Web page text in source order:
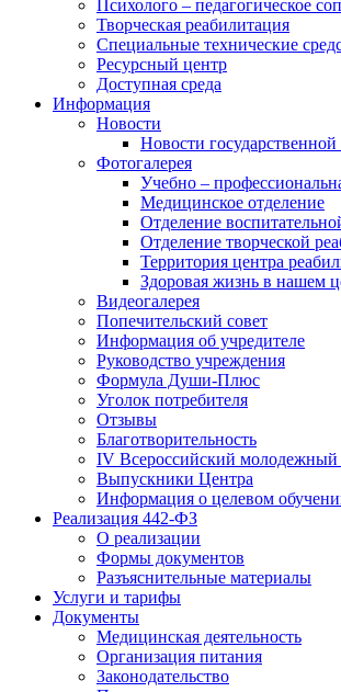
Психолого – педагогическое
Творческая реабилитация
Специальные технические
Ресурсный центр
Доступная среда
Информация
Новости
Новости
Фотогалерея
Учебно –
Медицинское отделение
Отделение
Отделение творческой
Территория центра
Здоровая жизнь в нашем
Видеогалерея
Попечительский совет
Информация об учредителе
Руководство учреждения
Формула Души-Плюс
Уголок потребителя
Отзывы
Благотворительность
IV Всероссийский молодежный
Выпускники Центра
Информация о целевом
Реализация 442-ФЗ
О реализации
Формы документов
Разъяснительные материалы
Услуги и тарифы
Документы
Медицинская деятельность
Организация питания
Законодательство